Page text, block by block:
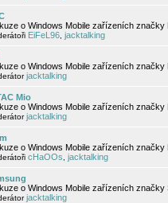
o Windows Mobile zařízeních
EiFeL96 jacktalking
o Windows Mobile zařízeních značky
jacktalking
Mio
o Windows Mobile zařízeních značky
jacktalking
o Windows Mobile zařízeních značky
cHaOOs jacktalking
o Windows Mobile zařízeních značky
jacktalking